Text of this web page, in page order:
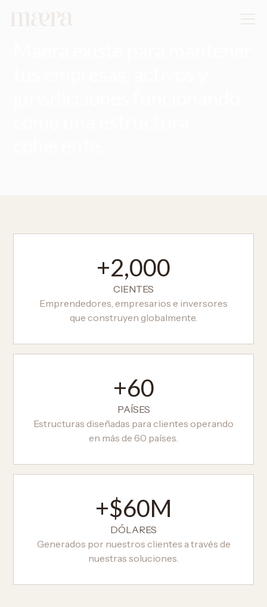
+2,000
CIENTES
Emprendedores, empresarios e inversores
que construyen globalmente.
+60
PAÍSES
Estructuras diseñadas para clientes operando
en más de 60 países.
+$60M
DÓLARES
Generados por nuestros clientes a través de
nuestras soluciones.